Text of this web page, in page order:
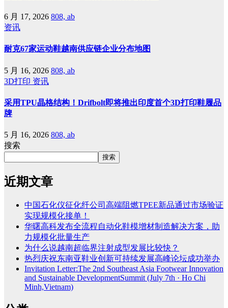
6 月 17, 2026 808, ab
资讯
耐克67家运动鞋越南供应链企业分布地图
5 月 16, 2026 808, ab
3D打印 资讯
采用TPU晶格结构！Drifbolt即将推出印度首个3D打印鞋履品
牌
5 月 16, 2026 808, ab
搜索
搜索
近期文章
中国石化仪征化纤公司高端阻燃TPEE新品通过市场验证
实现规模化接单！
华曙高科发布全流程自动化鞋模增材制造解决方案，助
力规模化批量生产
为什么说越南超临界注射成型发展比较快？
热烈庆祝东南亚鞋业创新可持续发展高峰论坛成功举办
Invitation Letter:The 2nd Southeast Asia Footwear Innovation
and Sustainable DevelopmentSummit (July 7th · Ho Chi
Minh,Vietnam)